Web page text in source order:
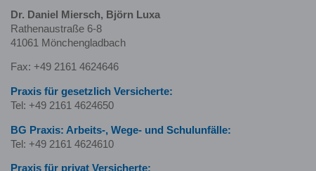
Dr. Daniel Miersch, Björn Luxa
Rathenaustraße 6-8
41061 Mönchengladbach
Fax: +49 2161 4624646
Praxis für gesetzlich Versicherte:
Tel: +49 2161 4624650
BG Praxis: Arbeits-, Wege- und Schulunfälle:
Tel: +49 2161 4624610
Praxis für privat Versicherte: